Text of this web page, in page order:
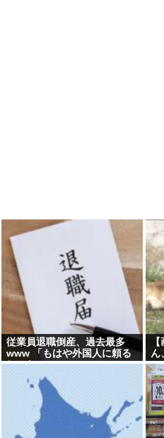
従業員退職倒産、過去最多
www 「もはや外国人に頼る
しかない」
ん